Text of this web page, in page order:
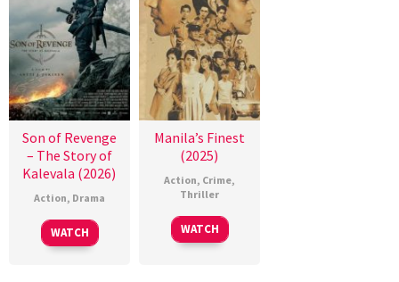
Son of Revenge
– The Story of
Kalevala (2026)
Action, Drama
WATCH
Manila’s Finest
(2025)
Action, Crime,
Thriller
WATCH